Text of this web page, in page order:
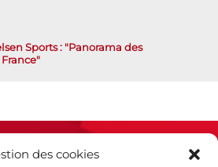
des cookies
Sports : "Panorama des